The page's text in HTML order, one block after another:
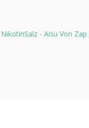
- Aisu Von Zap